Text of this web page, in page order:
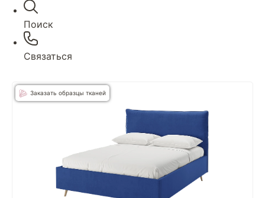
Поиск
Связаться
Заказать образцы тканей